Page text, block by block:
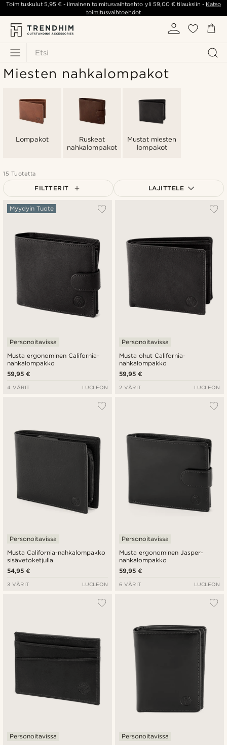
Etsi
Toimituskulut5,95 € - ilmainen toimitusvaihtoehto yli 59,00 €tilauksiin - Katso
toimitusvaihtoehdot
Miesten nahkalompakot
Lompakot
Ruskeat
nahkalompakot
Mustat miesten
lompakot
15 Tuotetta
FILTTERIT LAJITTELE
Halvin
Kallein
Musta ergonominen California-
nahkalompakko
Myydyin Tuote
Personoitavissa
59,95 €
4 VÄRIT LUCLEON
Musta ohut California-
nahkalompakko
Personoitavissa
59,95 €
2 VÄRIT LUCLEON
Musta California-nahkalompakko
sisävetoketjulla
Personoitavissa
54,95 €
3 VÄRIT LUCLEON
Musta ergonominen Jasper-
nahkalompakko
Personoitavissa
59,95 €
6 VÄRIT LUCLEON
Personoitavissa Personoitavissa